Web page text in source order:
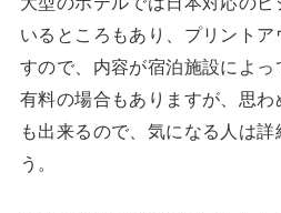
いるところもあり、プリントア
すので、内容が宿泊施設によっ
有料の場合もありますが、思わ
も出来るので、気になる人は詳
う。